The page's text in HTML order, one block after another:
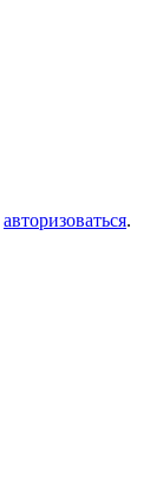
авторизоваться.